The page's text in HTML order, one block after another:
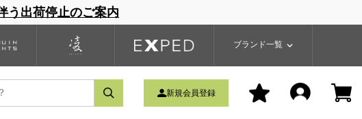
う出荷停止のご案内
ブランド一覧
商品一覧
新規会員登録